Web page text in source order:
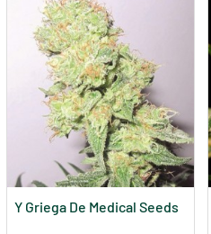
Y Griega De Medical Seeds